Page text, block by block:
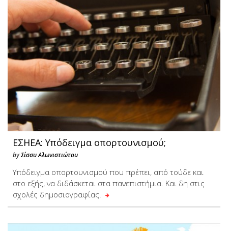
ΕΣΗΕΑ: Υπόδειγμα οπορτουνισμού;
byΣίσσυ Αλωνιστιώτου
Yπόδειγμα οπορτουνισμού που πρέπει, από τούδε και
στο εξής, να διδάσκεται στα πανεπιστήμια. Και δη στις
σχολές δημοσιογραφίας.